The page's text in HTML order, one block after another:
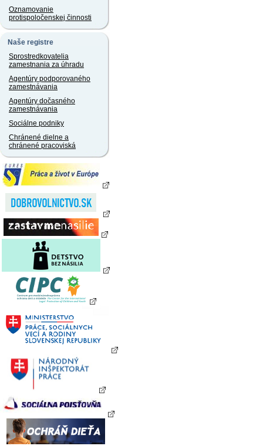
Oznamovanie
protispoločenskej činnosti
Naše registre
Sprostredkovatelia
zamestnania za úhradu
Agentúry podporovaného
zamestnávania
Agentúry dočasného
zamestnávania
Sociálne podniky
Chránené dielne a
chránené pracoviská